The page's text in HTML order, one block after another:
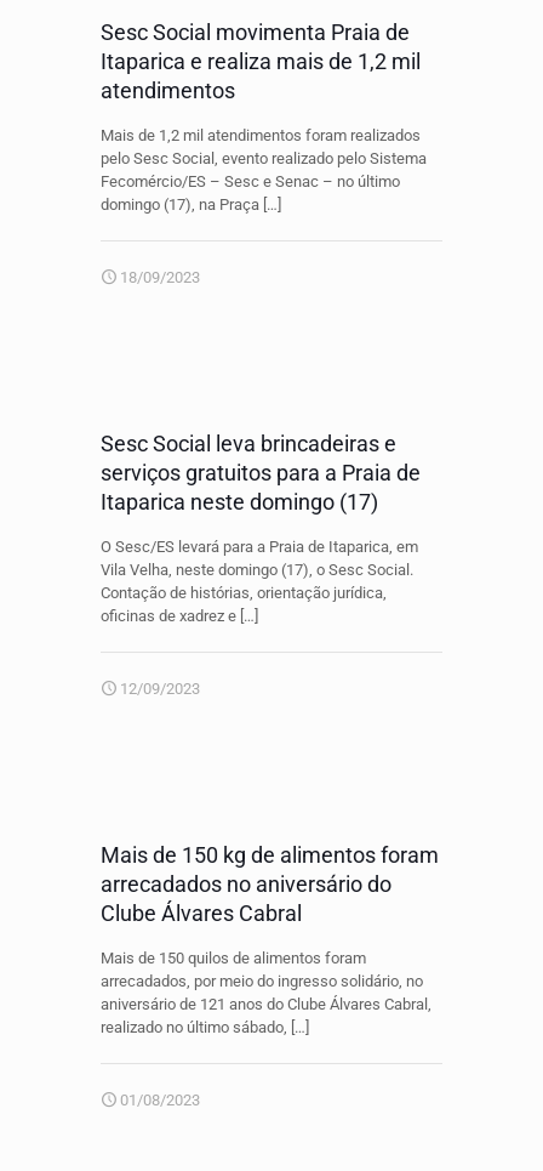
Sesc Social movimenta Praia de
Itaparica e realiza mais de 1,2 mil
atendimentos
Mais de 1,2 mil atendimentos foram realizados
pelo Sesc Social, evento realizado pelo Sistema
Fecomércio/ES – Sesc e Senac – no último
domingo (17), na Praça […]
18/09/2023
Sesc Social leva brincadeiras e
serviços gratuitos para a Praia de
Itaparica neste domingo (17)
O Sesc/ES levará para a Praia de Itaparica, em
Vila Velha, neste domingo (17), o Sesc Social.
Contação de histórias, orientação jurídica,
oficinas de xadrez e […]
12/09/2023
Mais de 150 kg de alimentos foram
arrecadados no aniversário do
Clube Álvares Cabral
Mais de 150 quilos de alimentos foram
arrecadados, por meio do ingresso solidário, no
aniversário de 121 anos do Clube Álvares Cabral,
realizado no último sábado, […]
01/08/2023